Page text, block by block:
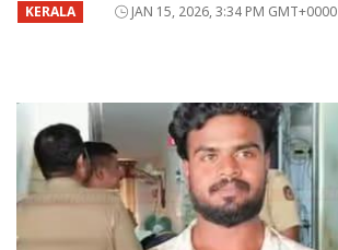
KERALA JAN 15, 2026, 3:34 PM GMT+0000